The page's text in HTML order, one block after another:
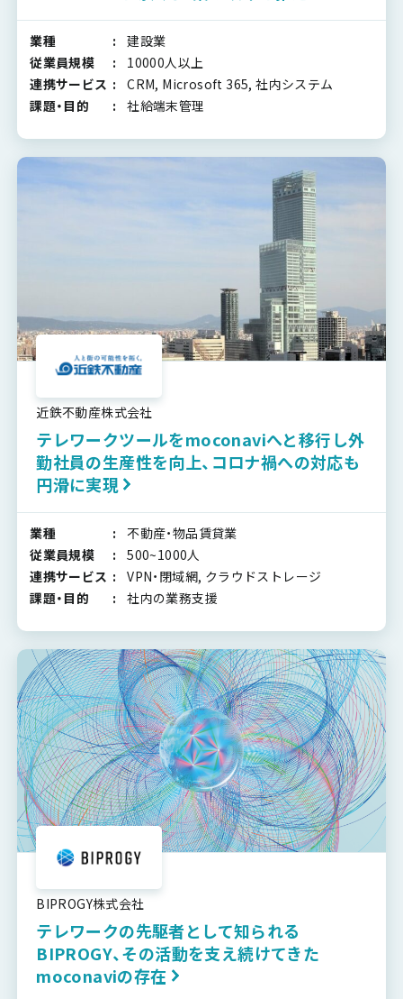
業種
建設業
従業員規模
10000人以上
連携サービス
CRM, Microsoft 365, 社内システム
課題・目的
社給端末管理
近鉄不動産株式会社
テレワークツールをmoconaviへと移行し外
勤社員の生産性を向上、コロナ禍への対応も
円滑に実現
業種
不動産・物品賃貸業
従業員規模
500~1000人
連携サービス
VPN・閉域網, クラウドストレージ
課題・目的
社内の業務支援
BIPROGY株式会社
テレワークの先駆者として知られる
BIPROGY、その活動を支え続けてきた
moconaviの存在